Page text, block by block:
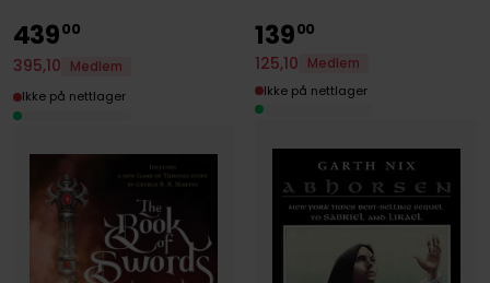
43900
395,10
Medlem
Ikke på nettlager
13900
125,10
Medlem
Ikke på nettlager